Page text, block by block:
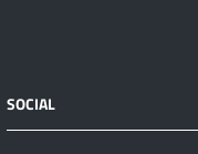
SOCIAL